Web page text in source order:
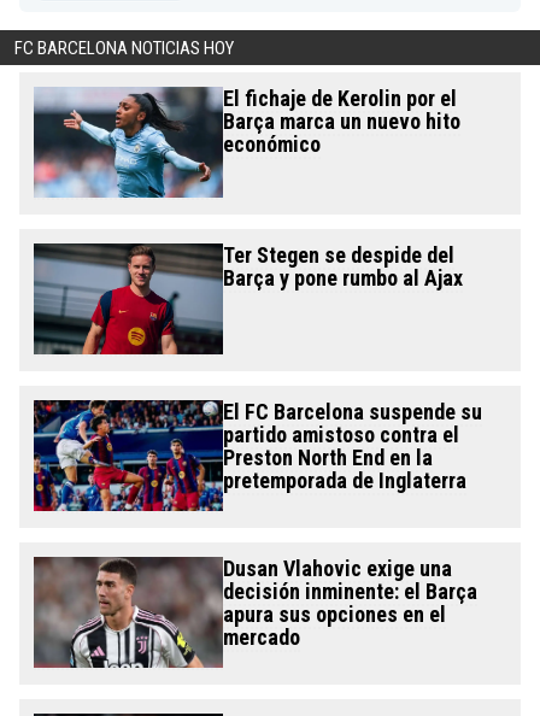
FC BARCELONA NOTICIAS HOY
El fichaje de Kerolin por el
Barça marca un nuevo hito
económico
Ter Stegen se despide del
Barça y pone rumbo al Ajax
El FC Barcelona suspende su
partido amistoso contra el
Preston North End en la
pretemporada de Inglaterra
Dusan Vlahovic exige una
decisión inminente: el Barça
apura sus opciones en el
mercado